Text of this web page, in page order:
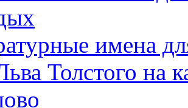
имена
Толстого на